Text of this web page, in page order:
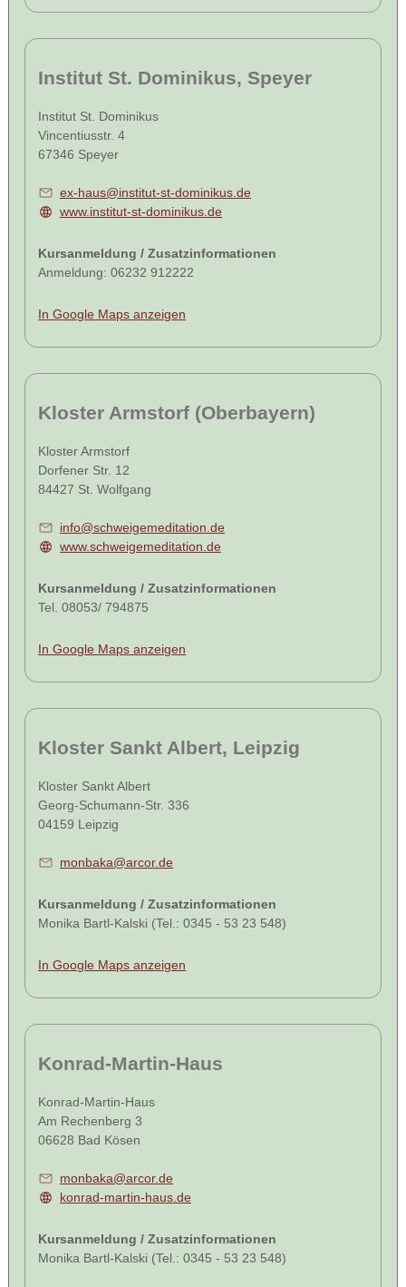
Institut St. Dominikus, Speyer
Institut St. Dominikus
Vincentiusstr. 4
67346 Speyer
ex-haus@institut-st-dominikus.de
www.institut-st-dominikus.de
Kursanmeldung / Zusatzinformationen
Anmeldung: 06232 912222
In Google Maps anzeigen
Kloster Armstorf (Oberbayern)
Kloster Armstorf
Dorfener Str. 12
84427 St. Wolfgang
info@schweigemeditation.de
www.schweigemeditation.de
Kursanmeldung / Zusatzinformationen
Tel. 08053/ 794875
In Google Maps anzeigen
Kloster Sankt Albert, Leipzig
Kloster Sankt Albert
Georg-Schumann-Str. 336
04159 Leipzig
monbaka@arcor.de
Kursanmeldung / Zusatzinformationen
Monika Bartl-Kalski (Tel.: 0345 - 53 23 548)
In Google Maps anzeigen
Konrad-Martin-Haus
Konrad-Martin-Haus
Am Rechenberg 3
06628 Bad Kösen
monbaka@arcor.de
konrad-martin-haus.de
Kursanmeldung / Zusatzinformationen
Monika Bartl-Kalski (Tel.: 0345 - 53 23 548)